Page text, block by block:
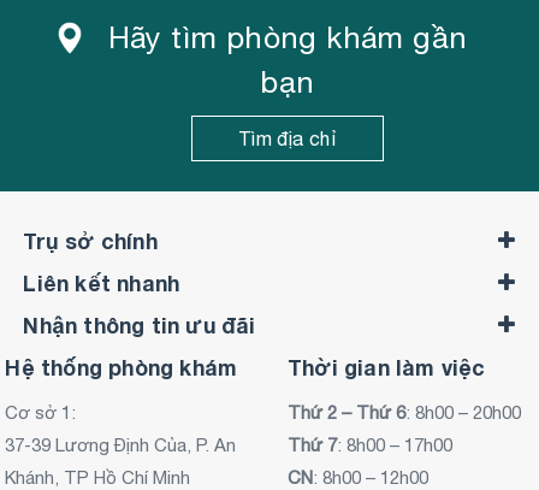
Hãy tìm phòng khám gần
bạn
Tìm địa chỉ
Trụ sở chính
Liên kết nhanh
Nhận thông tin ưu đãi
Hệ thống phòng khám
Cơ sở 1:
37-39 Lương Định Của, P. An
Khánh, TP Hồ Chí Minh
Thời gian làm việc
Thứ 2 – Thứ 6: 8h00 – 20h00
Thứ 7: 8h00 – 17h00
CN: 8h00 – 12h00